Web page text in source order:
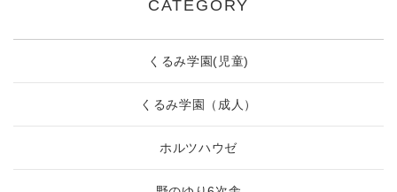
CATEGORY
くるみ学園(児童)
くるみ学園（成人）
ホルツハウゼ